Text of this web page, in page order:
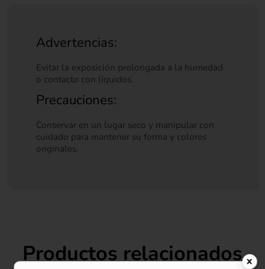
Advertencias:
Evitar la exposición prolongada a la humedad
o contacto con líquidos.
Precauciones:
Conservar en un lugar seco y manipular con
cuidado para mantener su forma y colores
originales.
Productos relacionados